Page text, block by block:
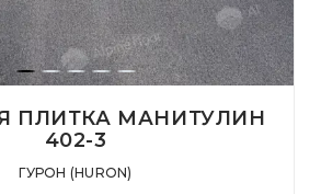
ПЛИТКА МАНИТУЛИН
402-3
ГУРОН (HURON)